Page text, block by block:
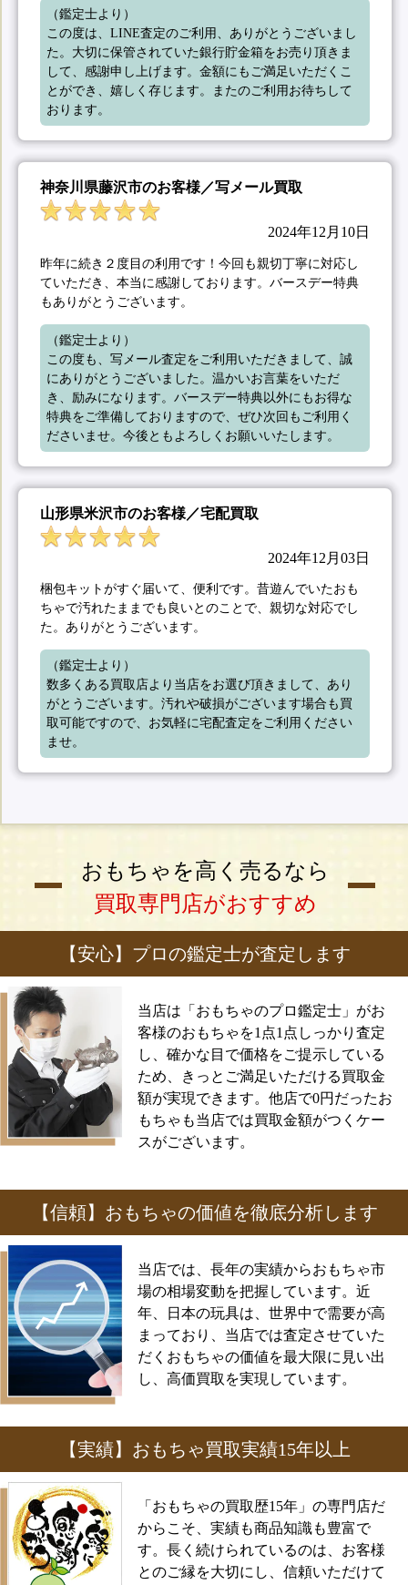
（鑑定士より）
この度は、LINE査定のご利用、ありがとうございまし
た。大切に保管されていた銀行貯金箱をお売り頂きま
して、感謝申し上げます。金額にもご満足いただくこ
とができ、嬉しく存じます。またのご利用お待ちして
おります。
神奈川県藤沢市のお客様／写メール買取
2024年12月10日
昨年に続き２度目の利用です！今回も親切丁寧に対応し
ていただき、本当に感謝しております。バースデー特典
もありがとうございます。
（鑑定士より）
この度も、写メール査定をご利用いただきまして、誠
にありがとうございました。温かいお言葉をいただ
き、励みになります。バースデー特典以外にもお得な
特典をご準備しておりますので、ぜひ次回もご利用く
ださいませ。今後ともよろしくお願いいたします。
山形県米沢市のお客様／宅配買取
2024年12月03日
梱包キットがすぐ届いて、便利です。昔遊んでいたおも
ちゃで汚れたままでも良いとのことで、親切な対応でし
た。ありがとうございます。
（鑑定士より）
数多くある買取店より当店をお選び頂きまして、あり
がとうございます。汚れや破損がございます場合も買
取可能ですので、お気軽に宅配査定をご利用ください
ませ。
おもちゃを高く売るなら
買取専門店がおすすめ
【安心】プロの鑑定士が査定します
当店は「おもちゃのプロ鑑定士」がお
客様のおもちゃを1点1点しっかり査定
し、確かな目で価格をご提示している
ため、きっとご満足いただける買取金
額が実現できます。他店で0円だったお
もちゃも当店では買取金額がつくケー
スがございます。
【信頼】おもちゃの価値を徹底分析します
当店では、長年の実績からおもちゃ市
場の相場変動を把握しています。近
年、日本の玩具は、世界中で需要が高
まっており、当店では査定させていた
だくおもちゃの価値を最大限に見い出
し、高価買取を実現しています。
【実績】おもちゃ買取実績15年以上
「おもちゃの買取歴15年」の専門店だ
からこそ、実績も商品知識も豊富で
す。長く続けられているのは、お客様
とのご縁を大切にし、信頼いただけて